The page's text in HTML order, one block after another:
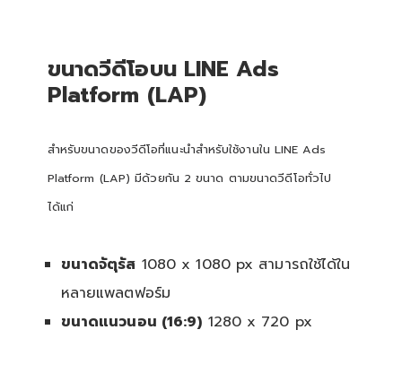
ขนาดวีดีโอบน LINE Ads
Platform (LAP)
สำหรับขนาดของวีดีโอที่แนะนำสำหรับใช้งานใน LINE Ads
Platform (LAP) มีด้วยกัน 2 ขนาด ตามขนาดวีดีโอทั่วไป
ได้แก่
ขนาดจัตุรัส 1080 x 1080 px สามารถใช้ได้ใน
หลายแพลตฟอร์ม
ขนาดแนวนอน (16:9) 1280 x 720 px